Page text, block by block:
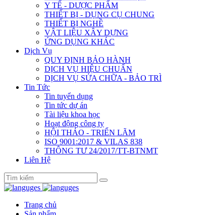
Y TẾ - DƯỢC PHẨM
THIẾT BỊ - DỤNG CỤ CHUNG
THIẾT BỊ NGHỀ
VẬT LIỆU XÂY DỰNG
ỨNG DỤNG KHÁC
Dịch Vụ
QUY ĐỊNH BẢO HÀNH
DỊCH VỤ HIỆU CHUẨN
DỊCH VỤ SỬA CHỮA - BẢO TRÌ
Tin Tức
Tin tuyển dụng
Tin tức dự án
Tài liệu khoa học
Hoạt động công ty
HỘI THẢO - TRIỂN LÃM
ISO 9001:2017 & VILAS 838
THÔNG TƯ 24/2017/TT-BTNMT
Liên Hệ
Trang chủ